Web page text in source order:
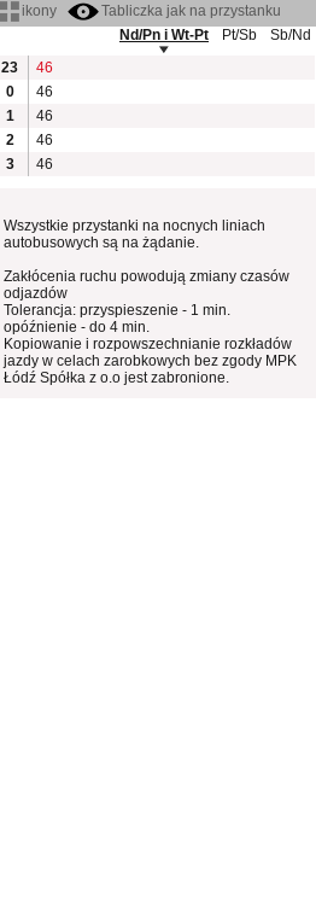
ikony
Tabliczka jak na przystanku
Nd/Pn i Wt-Pt
Pt/Sb
Sb/Nd
23
46
0
46
1
46
2
46
3
46
Wszystkie przystanki na nocnych liniach
autobusowych są na żądanie.
Zakłócenia ruchu powodują zmiany czasów
odjazdów
Tolerancja: przyspieszenie - 1 min.
opóźnienie - do 4 min.
Kopiowanie i rozpowszechnianie rozkładów
jazdy w celach zarobkowych bez zgody MPK
Łódź Spółka z o.o jest zabronione.